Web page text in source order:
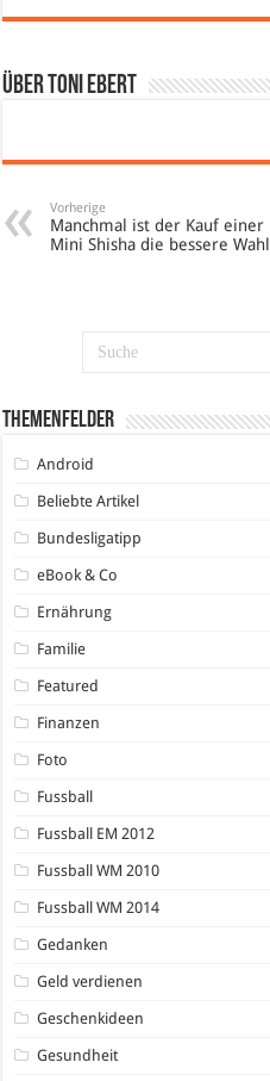
Über Toni Ebert
Vorherige
Manchmal ist der Kauf einer
Mini Shisha die bessere Wahl
Themenfelder
Android
Beliebte Artikel
Bundesligatipp
eBook & Co
Ernährung
Familie
Featured
Finanzen
Foto
Fussball
Fussball EM 2012
Fussball WM 2010
Fussball WM 2014
Gedanken
Geld verdienen
Geschenkideen
Gesundheit